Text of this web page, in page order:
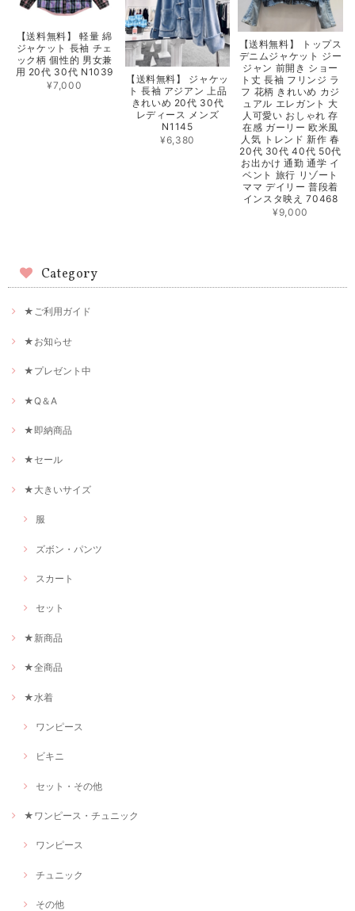
【送料無料】 軽量 綿
ジャケット 長袖 チェ
ック柄 個性的 男女兼
用 20代 30代 N1039
¥7,000
【送料無料】 ジャケッ
ト 長袖 アジアン 上品
きれいめ 20代 30代
レディース メンズ
N1145
¥6,380
【送料無料】 トップス
デニムジャケット ジー
ジャン 前開き ショー
ト丈 長袖 フリンジ ラ
フ 花柄 きれいめ カジ
ュアル エレガント 大
人可愛い おしゃれ 存
在感 ガーリー 欧米風
人気 トレンド 新作 春
20代 30代 40代 50代
お出かけ 通勤 通学 イ
ベント 旅行 リゾート
ママ デイリー 普段着
インスタ映え 70468
¥9,000
Category
★ご利用ガイド
★お知らせ
★プレゼント中
★Q＆A
★即納商品
★セール
★大きいサイズ
服
ズボン・パンツ
スカート
セット
★新商品
★全商品
★水着
ワンピース
ビキニ
セット・その他
★ワンピース・チュニック
ワンピース
チュニック
その他